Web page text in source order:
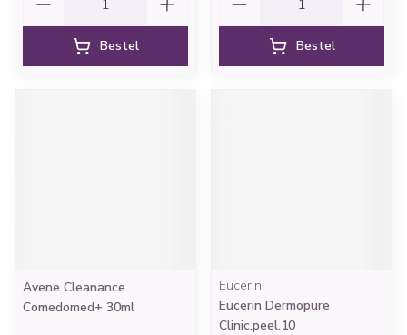
Bestel Bestel
Avene Cleanance
Comedomed+ 30ml
Eucerin
Eucerin Dermopure
Clinic.peel.10